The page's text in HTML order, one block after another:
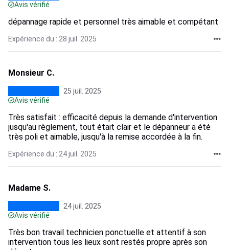
Avis vérifié
dépannage rapide et personnel très aimable et compétant
Expérience du : 28 juil. 2025
Monsieur C.
25 juil. 2025
Avis vérifié
Très satisfait : efficacité depuis la demande d'intervention
jusqu'au règlement, tout était clair et le dépanneur a été
très poli et aimable, jusqu'à la remise accordée à la fin.
Expérience du : 24 juil. 2025
Madame S.
24 juil. 2025
Avis vérifié
Très bon travail technicien ponctuelle et attentif à son
intervention tous les lieux sont restés propre après son